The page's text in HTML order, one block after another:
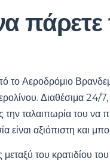
το Αεροδρόμιο
Διαθέσιμα 24/
ταλαιπωρία του να
είναι αξιόπιστη και
του κρατιδίου